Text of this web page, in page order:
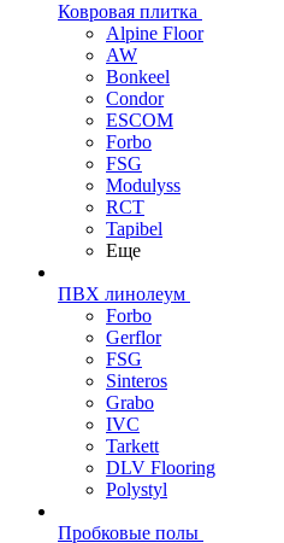
Ковровая плитка
Alpine Floor
AW
Bonkeel
Condor
ESCOM
Forbo
FSG
Modulyss
RCT
Tapibel
Еще
ПВХ линолеум
Forbo
Gerflor
FSG
Sinteros
Grabo
IVC
Tarkett
DLV Flooring
Polystyl
Пробковые полы